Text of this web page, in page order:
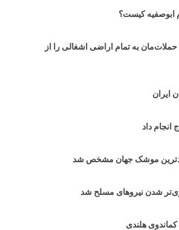
ابوصفیه کیست؟
به تمام اراضی اشغالی را از
ایران
داد
موشک جهان مشخص شد
شدن نیروهای مسلح شد